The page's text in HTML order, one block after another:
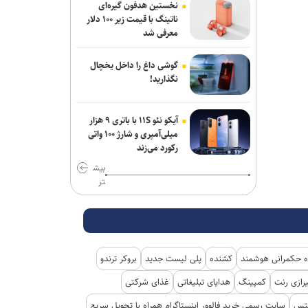
نخستین هدفون گیره‌ای
ناتینگ با قیمت زیر ۱۰۰ دلار
معرفی شد
گوشی داغ را داخل یخچال
نگذارید!
آیکو نئو ۱۱S با باتری ۹ هزار
میلی‌آمپری و شارژ ۱۰۰ واتی
رکورد می‌زند
بیش
تر
حکمرانی هوشمند کشنده پلی لیست جدید
بروکر ترندو
رنت کمپینگ هدایای تبلیغاتی
غذای شرکتی
سایت رسمی خرید فالوور اینستاگرام همراه با تحویل سریع